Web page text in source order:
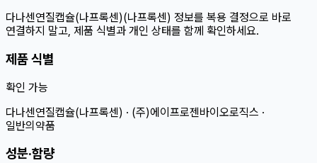
다나센연질캡슐(나프록센)(나프록센) 정보를 복용 결정으로 바로
연결하지 말고, 제품 식별과 개인 상태를 함께 확인하세요.
제품 식별
확인 가능
다나센연질캡슐(나프록센) · (주)에이프로젠바이오로직스 ·
일반의약품
성분·함량